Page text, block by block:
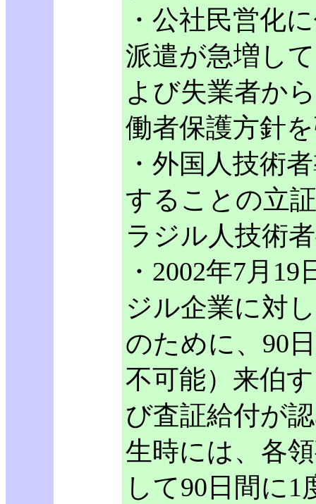
・公社民営化
派遣が急増し
よび失業者か
働者保護方針
・外国人技術
することの立
ラジル人技術
・2002年7月
ジル企業に対
のために、90
不可能）来伯
び査証給付が
生時には、各
して90日間に